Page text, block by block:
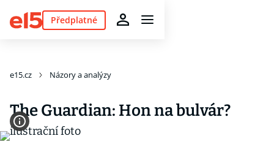
Předplatné
e15.cz Názory a analýzy
The Guardian: Hon na bulvár?